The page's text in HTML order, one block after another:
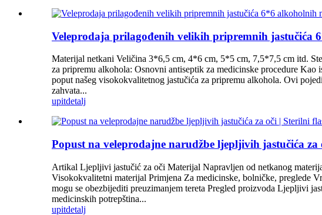
Veleprodaja prilagođenih velikih pripremnih jastučića
Materijal netkani Veličina 3*6,5 cm, 4*6 cm, 5*5 cm, 7,5*7,5 cm itd.
za pripremu alkohola: Osnovni antiseptik za medicinske procedure
poput našeg visokokvalitetnog jastučića za pripremu alkohola. Ovi
zahvata...
upitdetalj
Popust na veleprodajne narudžbe ljepljivih jastučića
Artikal Ljepljivi jastučić za oči Materijal Napravljen od netkanog
Visokokvalitetni materijal Primjena Za medicinske, bolničke, preglede
mogu se obezbijediti preuzimanjem tereta Pregled proizvoda Ljepljivi
medicinskih potrepština...
upitdetalj